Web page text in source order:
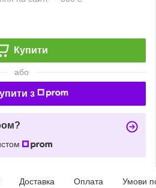
Купити
або
з
Доставка Оплата Умови